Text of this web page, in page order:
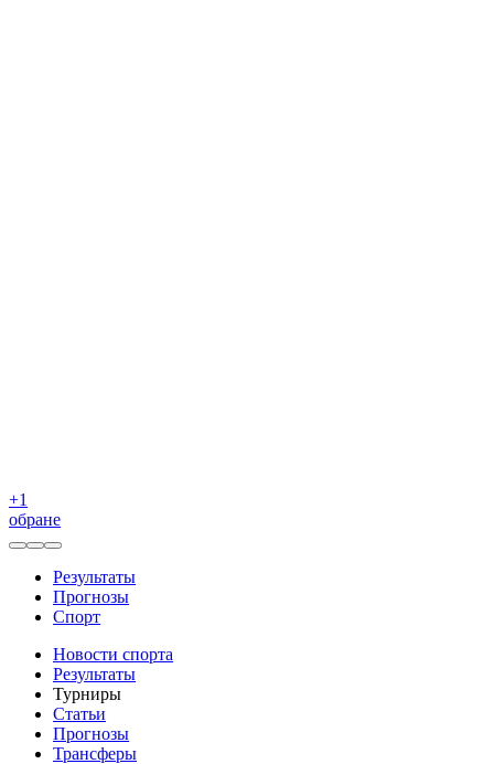
+1
обране
Результаты
Прогнозы
Спорт
Новости спорта
Результаты
Турниры
Статьи
Прогнозы
Трансферы